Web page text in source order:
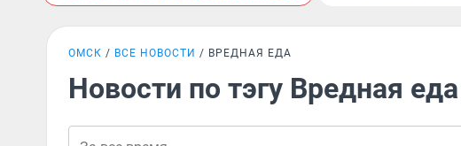
ОМСК ВСЕ НОВОСТИ ВРЕДНАЯ ЕДА
Новости по тэгу Вредная еда